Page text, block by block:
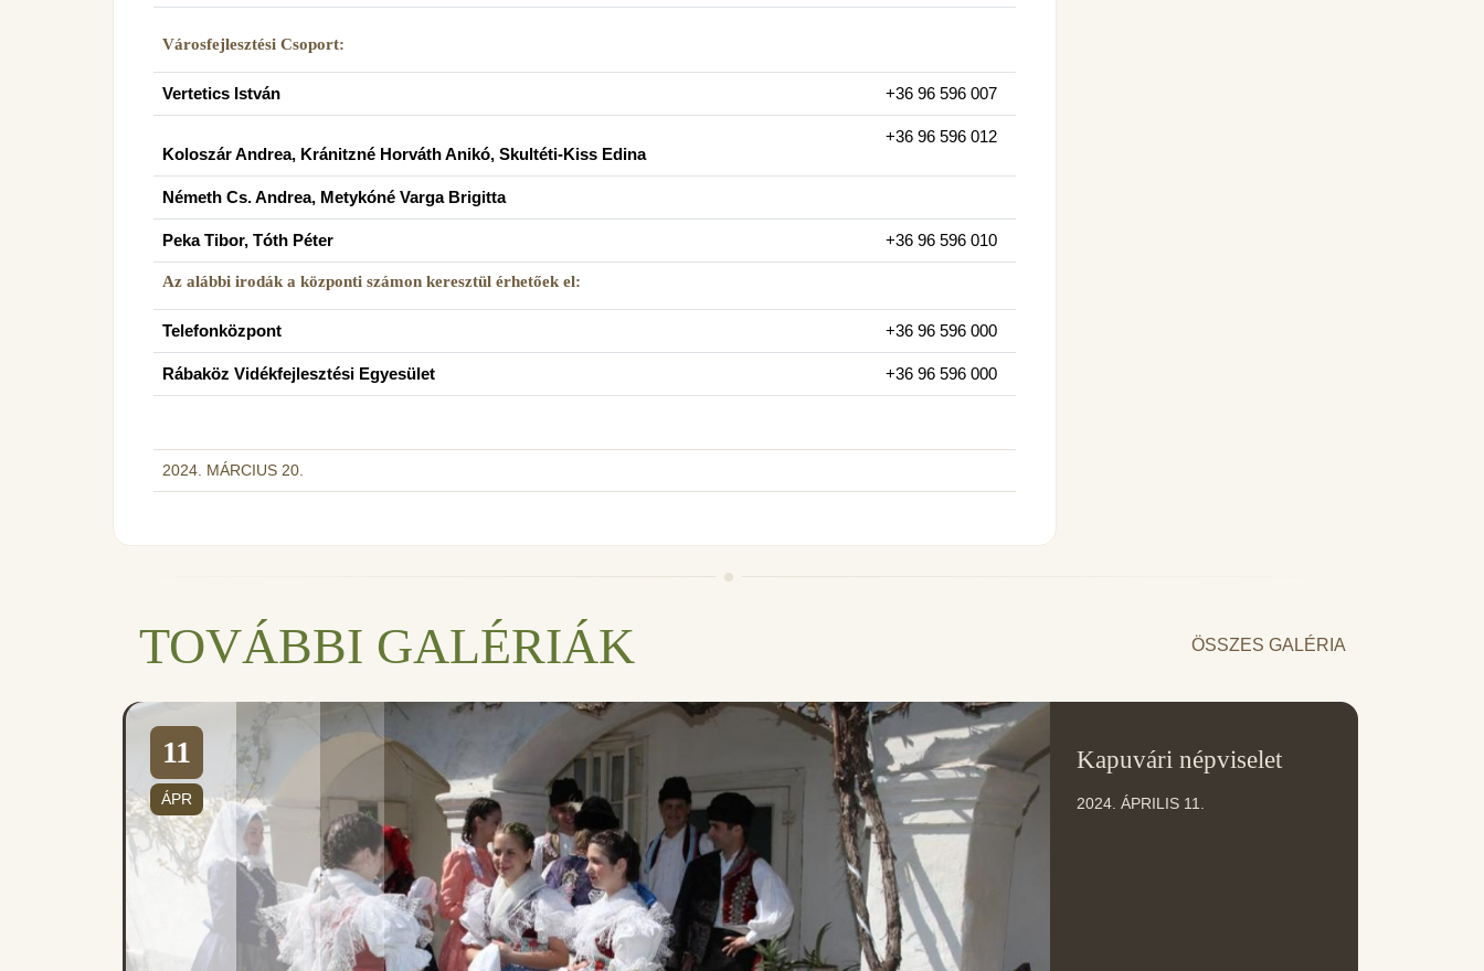
Városfejlesztési Csoport:
Vertetics István +36 96 596 007
Koloszár Andrea, Kránitzné Horváth Anikó, Skultéti-Kiss Edina
+36 96 596 012
Németh Cs. Andrea, Metykóné Varga Brigitta
Peka Tibor, Tóth Péter +36 96 596 010
Az alábbi irodák a központi számon keresztül érhetőek el:
Telefonközpont +36 96 596 000
Rábaköz Vidékfejlesztési Egyesület +36 96 596 000
2024. MÁRCIUS 20.
TOVÁBBI GALÉRIÁK ÖSSZES GALÉRIA
11
ÁPR
Kapuvári népviselet
2024. ÁPRILIS 11.